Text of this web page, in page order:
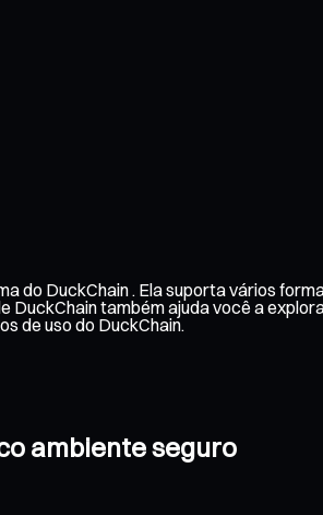
do DuckChain . Ela suporta vários
DuckChain também ajuda você a
de uso do DuckChain.
ambiente seguro